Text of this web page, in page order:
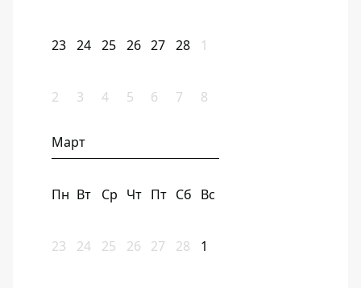
23 24 25 26 27 28 1
2 3 4 5 6 7 8
Март
Пн Вт Ср Чт Пт Сб Вс
23 24 25 26 27 28 1